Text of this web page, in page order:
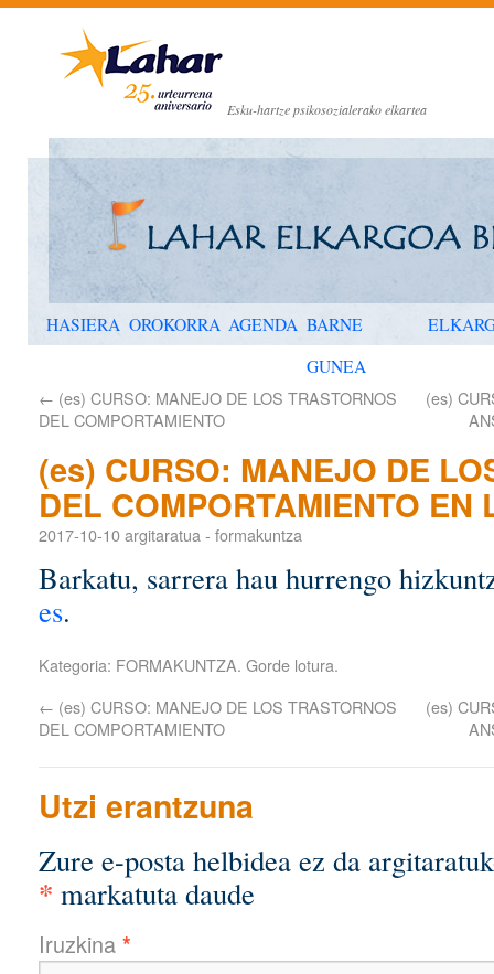
Esku-hartze psikosozialerako elkartea
HASIERA OROKORRA AGENDA BARNE
GUNEA
← (es) CURSO: MANEJO DE LOS TRASTORNOS
DEL COMPORTAMIENTO
(es)
(es) CURSO: MANEJO DE
DEL COMPORTAMIENTO EN
2017-10-10argitaratua - formakuntza
Barkatu, sarrera hau hurrengo
es.
Kategoria: FORMAKUNTZA. Gorde lotura.
← (es) CURSO: MANEJO DE LOS TRASTORNOS
DEL COMPORTAMIENTO
(es)
Utzi erantzuna
Zure e-posta helbidea ez da
* markatuta daude
Iruzkina *